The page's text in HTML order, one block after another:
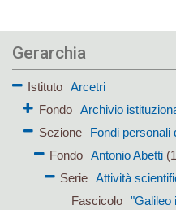
Gerarchia
Istituto
Arcetri
Fondo
Archivio
Sezione
Fondi personali
Fondo Antonio Abetti
Serie
Attività
Fascicolo
"Galileo